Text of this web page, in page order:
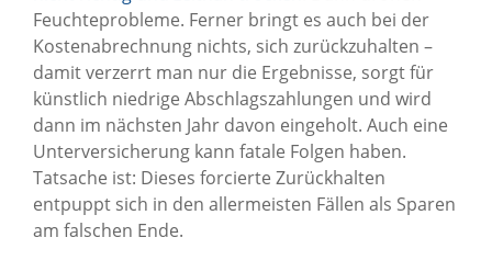
Feuchteprobleme. Ferner bringt es auch bei der
Kostenabrechnung nichts, sich zurückzuhalten –
damit verzerrt man nur die Ergebnisse, sorgt für
künstlich niedrige Abschlagszahlungen und wird
dann im nächsten Jahr davon eingeholt. Auch eine
Unterversicherung kann fatale Folgen haben.
Tatsache ist: Dieses forcierte Zurückhalten
entpuppt sich in den allermeisten Fällen als Sparen
am falschen Ende.